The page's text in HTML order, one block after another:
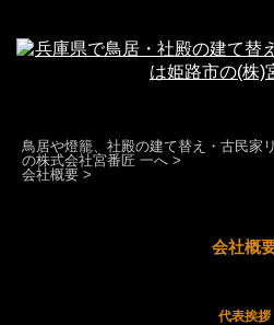
鳥居や燈籠、社殿の建て替え・古民家
の株式会社宮番匠 一へ >
会社概要 >
会社概
代表挨拶